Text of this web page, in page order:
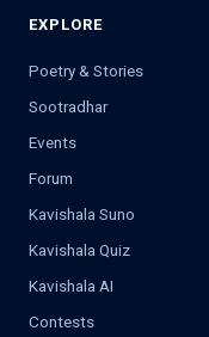
EXPLORE
Poetry & Stories
Sootradhar
Events
Forum
Kavishala Suno
Kavishala Quiz
Kavishala AI
Contests